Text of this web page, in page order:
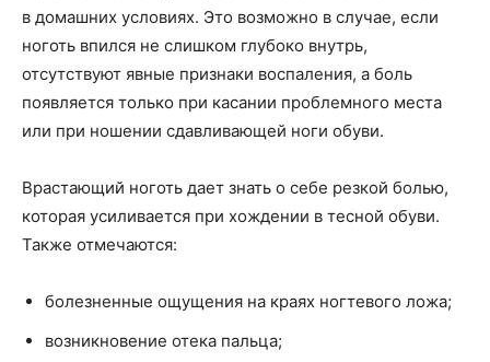
в домашних условиях. Это возможно в случае, если
ноготь впился не слишком глубоко внутрь,
отсутствуют явные признаки воспаления, а боль
появляется только при касании проблемного места
или при ношении сдавливающей ноги обуви.
Врастающий ноготь дает знать о себе резкой болью,
которая усиливается при хождении в тесной обуви.
Также отмечаются:
болезненные ощущения на краях ногтевого ложа;
возникновение отека пальца;